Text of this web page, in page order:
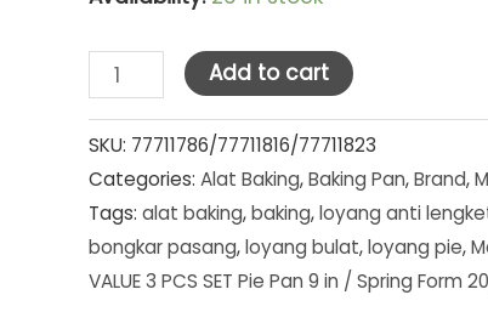
Master
Pastry
Non-
Stick
VALUE
3
PCS
Add to cart
SKU: 77711786/77711816/77711823
Categories: Alat Baking,Baking Pan,Brand,
Tags: alat baking,baking,loyang anti
bongkar pasang,loyang bulat,loyang pie,
VALUE 3 PCS SET Pie Pan 9 in / Spring Form